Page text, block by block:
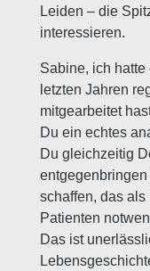
Leiden – die
interessieren.
Sabine, ich
letzten Jahren
mitgearbeitet
Du ein echtes
Du gleichzeitig
entgegenbringen
schaffen, das als
Patienten
Das ist